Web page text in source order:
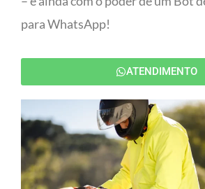
para WhatsApp!
ATENDIMENTO